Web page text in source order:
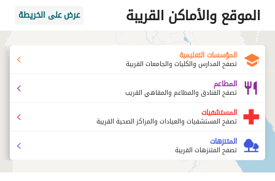
الموقع والأماكن القريبة عرض على الخريطة
المؤسسات التعليمية
تصفح المدارس والكليات والجامعات القريبة
المطاعم
تصفح الفنادق والمطاعم والمقاهي القريب
المستشفيات
تصفح المستشفيات والعيادات والمراكز الصحية القريبة
المتنزهات
تصفح المتنزهات القريبة